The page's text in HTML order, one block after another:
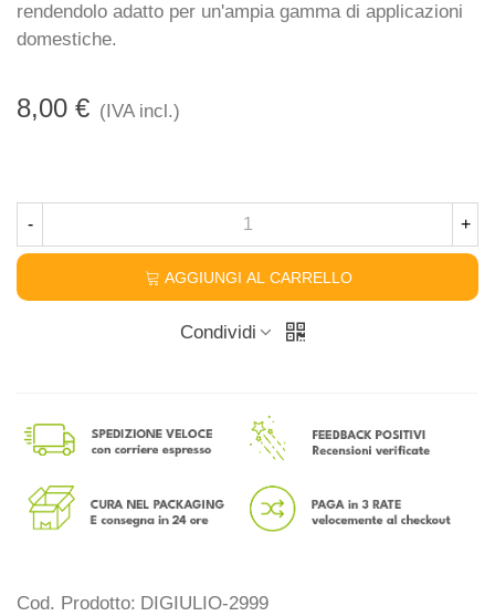
rendendolo adatto per un'ampia gamma di applicazioni
domestiche.
8,00 € (IVA incl.)
- +
AGGIUNGI AL CARRELLO
Condividi
Cod. Prodotto: DIGIULIO-2999